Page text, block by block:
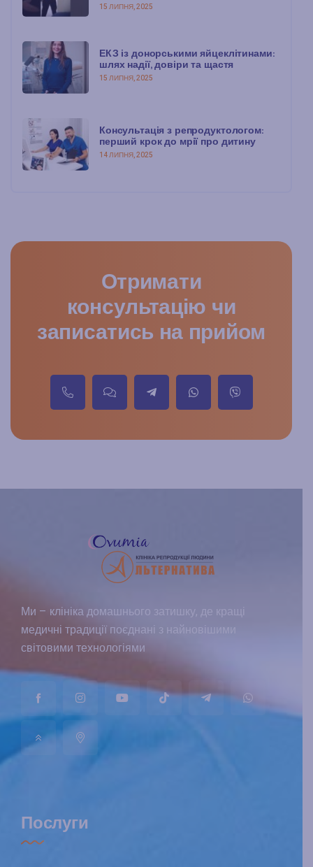
15 ЛИПНЯ, 2025
ЕКЗ із донорськими яйцеклітинами:
шлях надії, довіри та щастя
15 ЛИПНЯ, 2025
Консультація з репродуктологом:
перший крок до мрії про дитину
14 ЛИПНЯ, 2025
Отримати
консультацію чи
записатись на прийом
Ми – клініка домашнього затишку, де кращі
медичні традиції поєднані з найновішими
світовими технологіями
Послуги